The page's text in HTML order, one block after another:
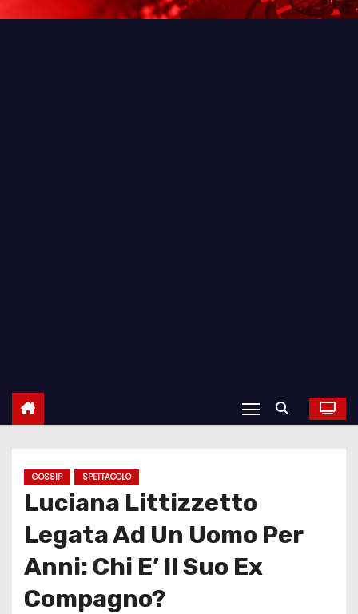
GOSSIP SPETTACOLO
Luciana Littizzetto
Legata Ad Un Uomo Per
Anni: Chi E’ Il Suo Ex
Compagno?